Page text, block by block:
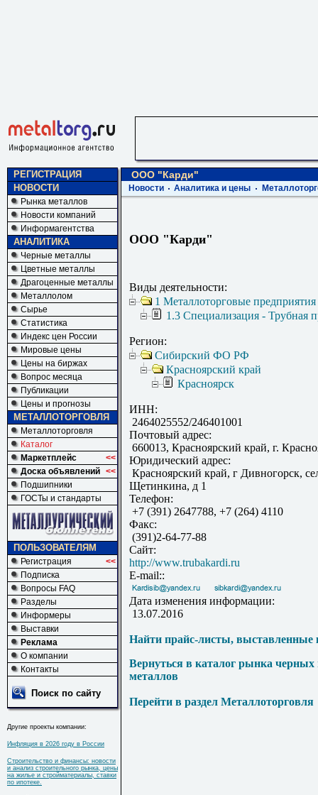
РЕГИСТРАЦИЯ
НОВОСТИ
Рынка металлов
Новости компаний
Информагентства
АНАЛИТИКА
Черные металлы
Цветные металлы
Драгоценные металлы
Металлолом
Сырье
Статистика
Индекс цен России
Мировые цены
Цены на биржах
Вопрос месяца
Публикации
Цены и прогнозы
МЕТАЛЛОТОРГОВЛЯ
Металлоторговля
Каталог
Маркетплейс
<<
Доска объявлений <<
Подшипники
ГОСТы и стандарты
ПОЛЬЗОВАТЕЛЯМ
Регистрация
<<
Подписка
Вопросы FAQ
Разделы
Информеры
Выставки
Реклама
О компании
Контакты
Поиск по сайту
Другие проекты компании:
Инфляция в 2026 году в России
Строительство и финансы: новости
и анализ строительного рынка, цены
на жилье и стройматериалы, ставки
по ипотеке.
ООО "Карди"
Новости Аналитика и цены
ООО "Карди"
Виды деятельности:
1 Металлоторговые
1.3 Специализация - Трубная
Регион:
Сибирский ФО РФ
Красноярский край
Красноярск
ИНН:
2464025552/246401001
Почтовый адрес:
660013, Красноярский край, г.
Юридический адрес:
Красноярский край, г Дивногорск,
Щетинкина, д 1
Телефон:
+7 (391) 2647788, +7 (264) 4110
Факс:
(391)2-64-77-88
Сайт:
http://www.trubakardi.ru
E-mail::
Дата изменения информации:
13.07.2016
Найти прайс-листы, выставленные
Вернуться в каталог рынка
металлов
Перейти в раздел Металлоторговля